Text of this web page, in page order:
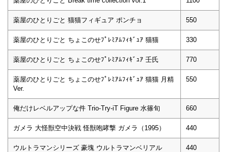
薬屋のひとりごと 猫猫フィギュア ポンチョ 550
薬屋のひとりごと ちょこのせﾌﾟﾚﾐｱﾑﾌｨｷﾞｭｱ 猫猫 330
薬屋のひとりごと ちょこのせﾌﾟﾚﾐｱﾑﾌｨｷﾞｭｱ 壬氏 770
薬屋のひとりごと ちょこのせﾌﾟﾚﾐｱﾑﾌｨｷﾞｭｱ 猫猫 月精
Ver.
550
俺だけレベルアップな件 Trio-Try-iT Figure 水篠旬 660
ガメラ 大怪獣空中決戦 怪獣咆哮撃 ガメラ（1995） 440
ウルトラマンシリーズ 豪塊 ウルトラマンベリアル 440